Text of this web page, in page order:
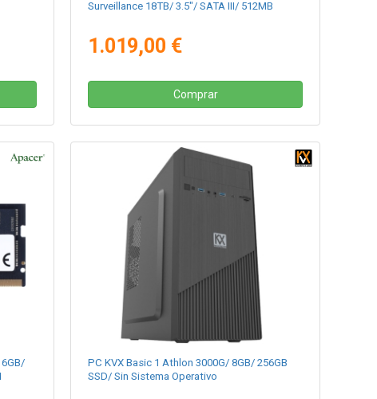
Surveillance 18TB/ 3.5"/ SATA III/ 512MB
1.019,00 €
Comprar
PC KVX Basic 1 Athlon 3000G/ 8GB/ 256GB
SSD/ Sin Sistema Operativo